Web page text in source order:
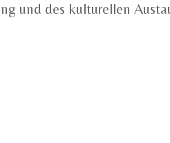
und des kulturellen